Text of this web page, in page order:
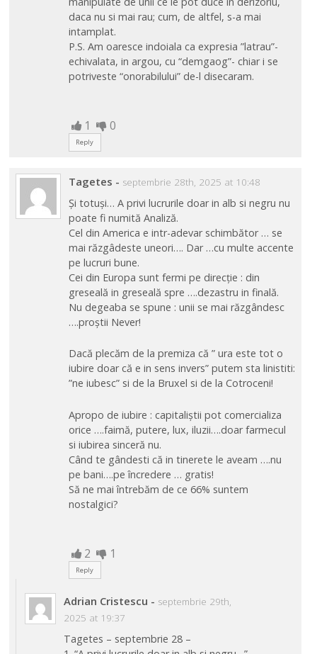
daca nu si mai rau; cum, de altfel, s-a mai
intamplat.
P.S. Am oaresce indoiala ca expresia ”latrau”-
echivalata, in argou, cu “demgaog”- chiar i se
potriveste “onorabilului” de-l disecaram.
1 0
Reply
Tagetes - septembrie 28th, 2025 at 10:48
Și totuși… A privi lucrurile doar in alb si negru nu
poate fi numită Analiză.
Cel din America e intr-adevar schimbător … se
mai răzgâdeste uneori…. Dar …cu multe accente
pe lucruri bune.
Cei din Europa sunt fermi pe direcție : din
greseală in greseală spre ….dezastru in finală.
Nu degeaba se spune : unii se mai răzgândesc
….proștii Never!
Dacă plecăm de la premiza că ” ura este tot o
iubire doar că e in sens invers” putem sta linistiti:
”ne iubesc” si de la Bruxel si de la Cotroceni!
Apropo de iubire : capitaliștii pot comercializa
orice ….faimă, putere, lux, iluzii….doar farmecul
si iubirea sinceră nu.
Când te gândesti că in tinerete le aveam ….nu
pe bani….pe încredere … gratis!
Să ne mai întrebăm de ce 66% suntem
nostalgici?
2 1
Reply
Adrian Cristescu - septembrie 29th,
2025 at 19:37
Tagetes – septembrie 28 –